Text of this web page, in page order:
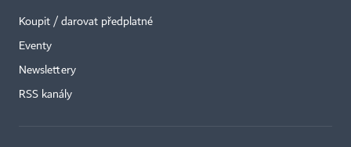
Koupit / darovat předplatné
Eventy
Newslettery
RSS kanály